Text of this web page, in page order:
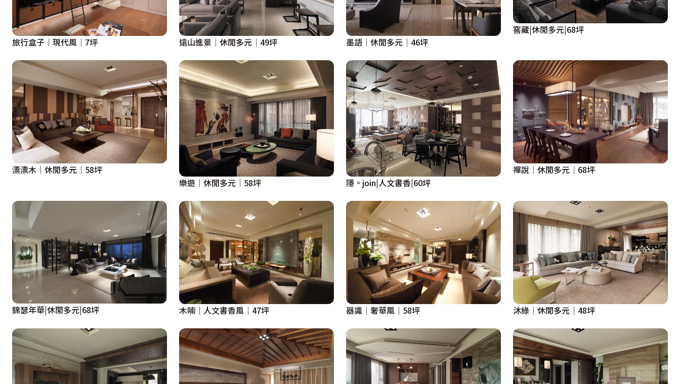
旅行盒子│現代風│7坪 遠山進景│休閒多元│49坪 墨語│休閒多元│46坪
窖藏|休閒多元|68坪
漂漂木│休閒多元│58坪
樂遊│休閒多元│58坪
隱。join|人文書香|60坪
禪說│休閒多元│68坪
錦瑟年華|休閒多元|68坪 木喃│人文書香風│47坪 器識│奢華風│58坪 沐綠│休閒多元│48坪